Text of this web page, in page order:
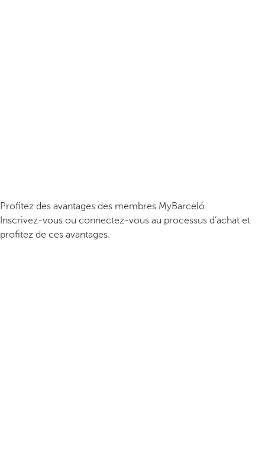
Profitez des avantages des membres MyBarceló
Inscrivez-vous ou connectez-vous au processus d’achat et
profitez de ces avantages.